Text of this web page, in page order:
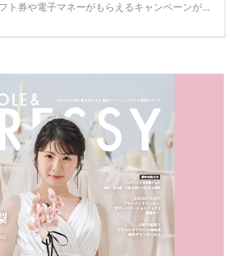
ト券や電子マネーがもらえるキャンペーンがあ
比較せずに選ぶと損をしてしまうことも……。
特典金額・条件・応募方法・注意点 「どこが
得？」「プラコレの特典は？」といった疑問も
します。 まずは診断で候補を絞れる「ウェディ
ング診断」か、体験型 […]
続きを読む